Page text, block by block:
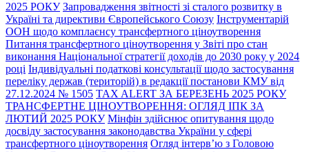
2025 РОКУ Запровадження звітності зі сталого розвитку в
Україні та директиви Європейського Союзу Інструментарій
ООН щодо комплаєнсу трансфертного ціноутворення
Питання трансфертного ціноутворення у Звіті про стан
виконання Національної стратегії доходів до 2030 року у 2024
році Індивідуальні податкові консультації щодо застосування
переліку держав (територій) в редакції постанови КМУ від
27.12.2024 № 1505 TAX ALERT ЗА БЕРЕЗЕНЬ 2025 РОКУ
ТРАНСФЕРТНЕ ЦІНОУТВОРЕННЯ: ОГЛЯД ІПК ЗА
ЛЮТИЙ 2025 РОКУ Мінфін здійснює опитування щодо
досвіду застосування законодавства України у сфері
трансфертного ціноутворення Огляд інтерв’ю з Головою